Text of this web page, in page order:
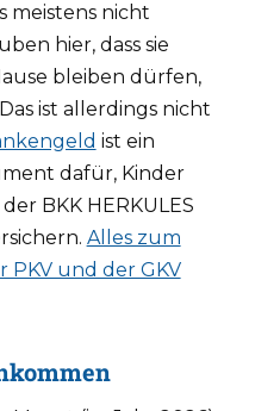
meistens nicht
hier, dass sie
bleiben dürfen,
ist allerdings nicht
ist ein
dafür, Kinder
BKK HERKULES
Alles zum
PKV und der GKV